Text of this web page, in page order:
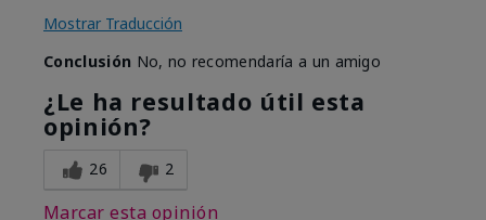
Mostrar Traducción
Conclusión No, no recomendaría a un amigo
¿Le ha resultado útil esta
opinión?
26 2
Marcar esta opinión